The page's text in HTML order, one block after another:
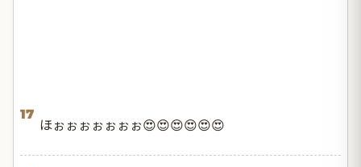
17
ほぉぉぉぉぉぉぉ😍😍😍😍😍😍